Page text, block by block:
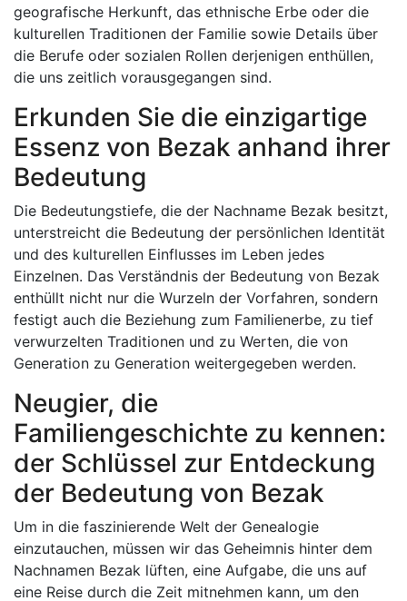
geografische Herkunft, das ethnische Erbe oder die
kulturellen Traditionen der Familie sowie Details über
die Berufe oder sozialen Rollen derjenigen enthüllen,
die uns zeitlich vorausgegangen sind.
Erkunden Sie die einzigartige
Essenz von Bezak anhand ihrer
Bedeutung
Die Bedeutungstiefe, die der Nachname Bezak besitzt,
unterstreicht die Bedeutung der persönlichen Identität
und des kulturellen Einflusses im Leben jedes
Einzelnen. Das Verständnis der Bedeutung von Bezak
enthüllt nicht nur die Wurzeln der Vorfahren, sondern
festigt auch die Beziehung zum Familienerbe, zu tief
verwurzelten Traditionen und zu Werten, die von
Generation zu Generation weitergegeben werden.
Neugier, die
Familiengeschichte zu kennen:
der Schlüssel zur Entdeckung
der Bedeutung von Bezak
Um in die faszinierende Welt der Genealogie
einzutauchen, müssen wir das Geheimnis hinter dem
Nachnamen Bezak lüften, eine Aufgabe, die uns auf
eine Reise durch die Zeit mitnehmen kann, um den